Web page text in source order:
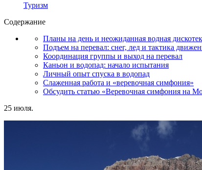
Туризм
Содержание
Планы на день и неожиданная водная
Подъем на перевал: снег, лед и тактика
Координация группы и выход на перевал
Каньон и водопад: начало испытания
Личный опыт спуска в водопад
Слаженная работа и «веревочная симфония»
Обсудить статью «Веревочная симфония на
25 июля.